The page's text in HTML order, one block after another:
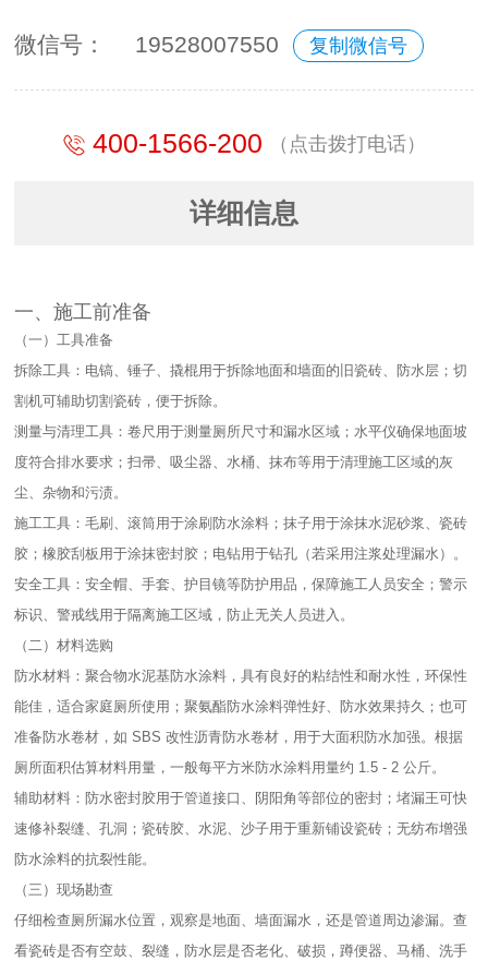
微信号： 19528007550 复制微信号
400-1566-200 （点击拨打电话）
详细信息
一、施工前准备​
（一）工具准备​
拆除工具：电镐、锤子、撬棍用于拆除地面和墙面的旧瓷砖、防水层；切
割机可辅助切割瓷砖，便于拆除。​
测量与清理工具：卷尺用于测量厕所尺寸和漏水区域；水平仪确保地面坡
度符合排水要求；扫帚、吸尘器、水桶、抹布等用于清理施工区域的灰
尘、杂物和污渍。​
施工工具：毛刷、滚筒用于涂刷防水涂料；抹子用于涂抹水泥砂浆、瓷砖
胶；橡胶刮板用于涂抹密封胶；电钻用于钻孔（若采用注浆处理漏水）。​
安全工具：安全帽、手套、护目镜等防护用品，保障施工人员安全；警示
标识、警戒线用于隔离施工区域，防止无关人员进入。​
（二）材料选购​
防水材料：聚合物水泥基防水涂料，具有良好的粘结性和耐水性，环保性
能佳，适合家庭厕所使用；聚氨酯防水涂料弹性好、防水效果持久；也可
准备防水卷材，如 SBS 改性沥青防水卷材，用于大面积防水加强。根据
厕所面积估算材料用量，一般每平方米防水涂料用量约 1.5 - 2 公斤。​
辅助材料：防水密封胶用于管道接口、阴阳角等部位的密封；堵漏王可快
速修补裂缝、孔洞；瓷砖胶、水泥、沙子用于重新铺设瓷砖；无纺布增强
防水涂料的抗裂性能。​
（三）现场勘查​
仔细检查厕所漏水位置，观察是地面、墙面漏水，还是管道周边渗漏。查
看瓷砖是否有空鼓、裂缝，防水层是否老化、破损，蹲便器、马桶、洗手